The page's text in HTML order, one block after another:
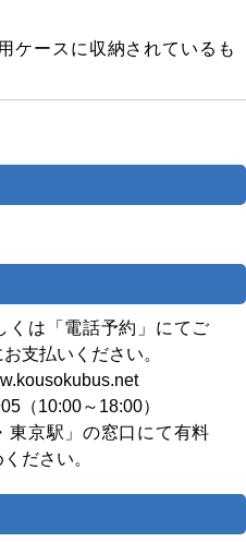
ケースに収納されているも
くは「電話予約」にてご
支払いください。
（10:00～18:00）
東京駅」の窓口にて有料
ださい。